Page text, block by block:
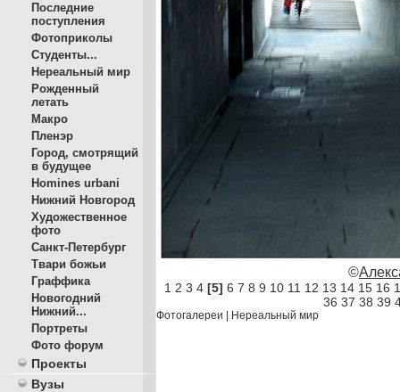
Последние
поступления
Фотоприколы
Студенты...
Нереальный мир
Рожденный
летать
Макро
Пленэр
Город, смотрящий
в будущее
Homines urbani
Нижний Новгород
Художественное
фото
Санкт-Петербург
Твари божьи
Граффика
Новогодний
Нижний...
Портреты
Фото форум
Проекты
Вузы
©
1 2 3 4 [5] 6 7 8 9 10 11 12 13 14 15 16
36 37 38 39
Фотогалереи Нереальный мир